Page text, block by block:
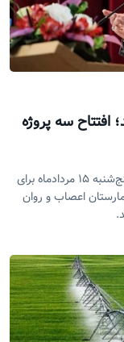
سه پروژه
شیراز-وزیر بهداشت، درمان و آموزش پزشکی فردا پنج‌شنبه ۱۵ مردادماه برای
اعصاب و روان